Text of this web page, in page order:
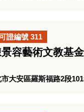
證編號 311
容藝術文教基
大安區羅斯福路2段